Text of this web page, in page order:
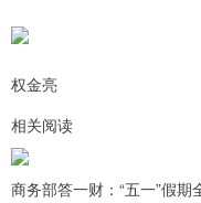
权金亮
相关阅读
商务部答一财：“五一”假